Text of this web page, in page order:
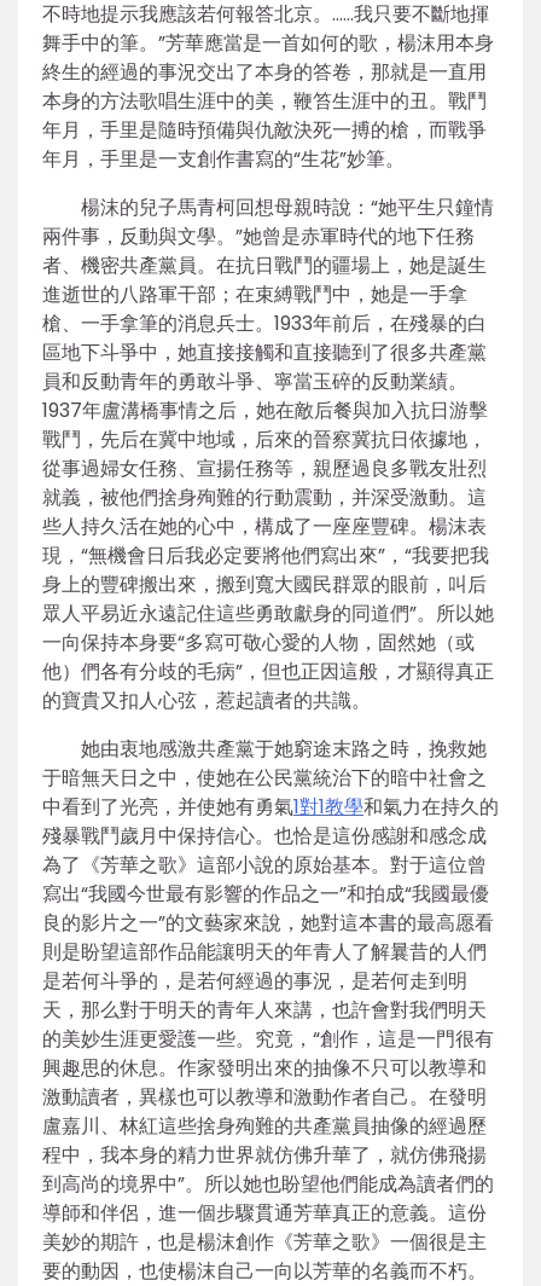
不時地提示我應該若何報答北京。……我只要不斷地揮
舞手中的筆。”芳華應當是一首如何的歌，楊沫用本身
終生的經過的事況交出了本身的答卷，那就是一直用
本身的方法歌唱生涯中的美，鞭笞生涯中的丑。戰鬥
年月，手里是隨時預備與仇敵決死一搏的槍，而戰爭
年月，手里是一支創作書寫的“生花”妙筆。
楊沫的兒子馬青柯回想母親時說：“她平生只鐘情
兩件事，反動與文學。”她曾是赤軍時代的地下任務
者、機密共產黨員。在抗日戰鬥的疆場上，她是誕生
進逝世的八路軍干部；在束縛戰鬥中，她是一手拿
槍、一手拿筆的消息兵士。1933年前后，在殘暴的白
區地下斗爭中，她直接接觸和直接聽到了很多共產黨
員和反動青年的勇敢斗爭、寧當玉碎的反動業績。
1937年盧溝橋事情之后，她在敵后餐與加入抗日游擊
戰鬥，先后在冀中地域，后來的晉察冀抗日依據地，
從事過婦女任務、宣揚任務等，親歷過良多戰友壯烈
就義，被他們捨身殉難的行動震動，并深受激動。這
些人持久活在她的心中，構成了一座座豐碑。楊沫表
現，“無機會日后我必定要將他們寫出來”，“我要把我
身上的豐碑搬出來，搬到寬大國民群眾的眼前，叫后
眾人平易近永遠記住這些勇敢獻身的同道們”。所以她
一向保持本身要“多寫可敬心愛的人物，固然她（或
他）們各有分歧的毛病”，但也正因這般，才顯得真正
的寶貴又扣人心弦，惹起讀者的共識。
她由衷地感激共產黨于她窮途末路之時，挽救她
于暗無天日之中，使她在公民黨統治下的暗中社會之
中看到了光亮，并使她有勇氣1對1教學和氣力在持久的
殘暴戰鬥歲月中保持信心。也恰是這份感謝和感念成
為了《芳華之歌》這部小說的原始基本。對于這位曾
寫出“我國今世最有影響的作品之一”和拍成“我國最優
良的影片之一”的文藝家來說，她對這本書的最高愿看
則是盼望這部作品能讓明天的年青人了解曩昔的人們
是若何斗爭的，是若何經過的事況，是若何走到明
天，那么對于明天的青年人來講，也許會對我們明天
的美妙生涯更愛護一些。究竟，“創作，這是一門很有
興趣思的休息。作家發明出來的抽像不只可以教導和
激動讀者，異樣也可以教導和激動作者自己。在發明
盧嘉川、林紅這些捨身殉難的共產黨員抽像的經過歷
程中，我本身的精力世界就仿佛升華了，就仿佛飛揚
到高尚的境界中”。所以她也盼望他們能成為讀者們的
導師和伴侶，進一個步驟貫通芳華真正的意義。這份
美妙的期許，也是楊沫創作《芳華之歌》一個很是主
要的動因，也使楊沫自己一向以芳華的名義而不朽。